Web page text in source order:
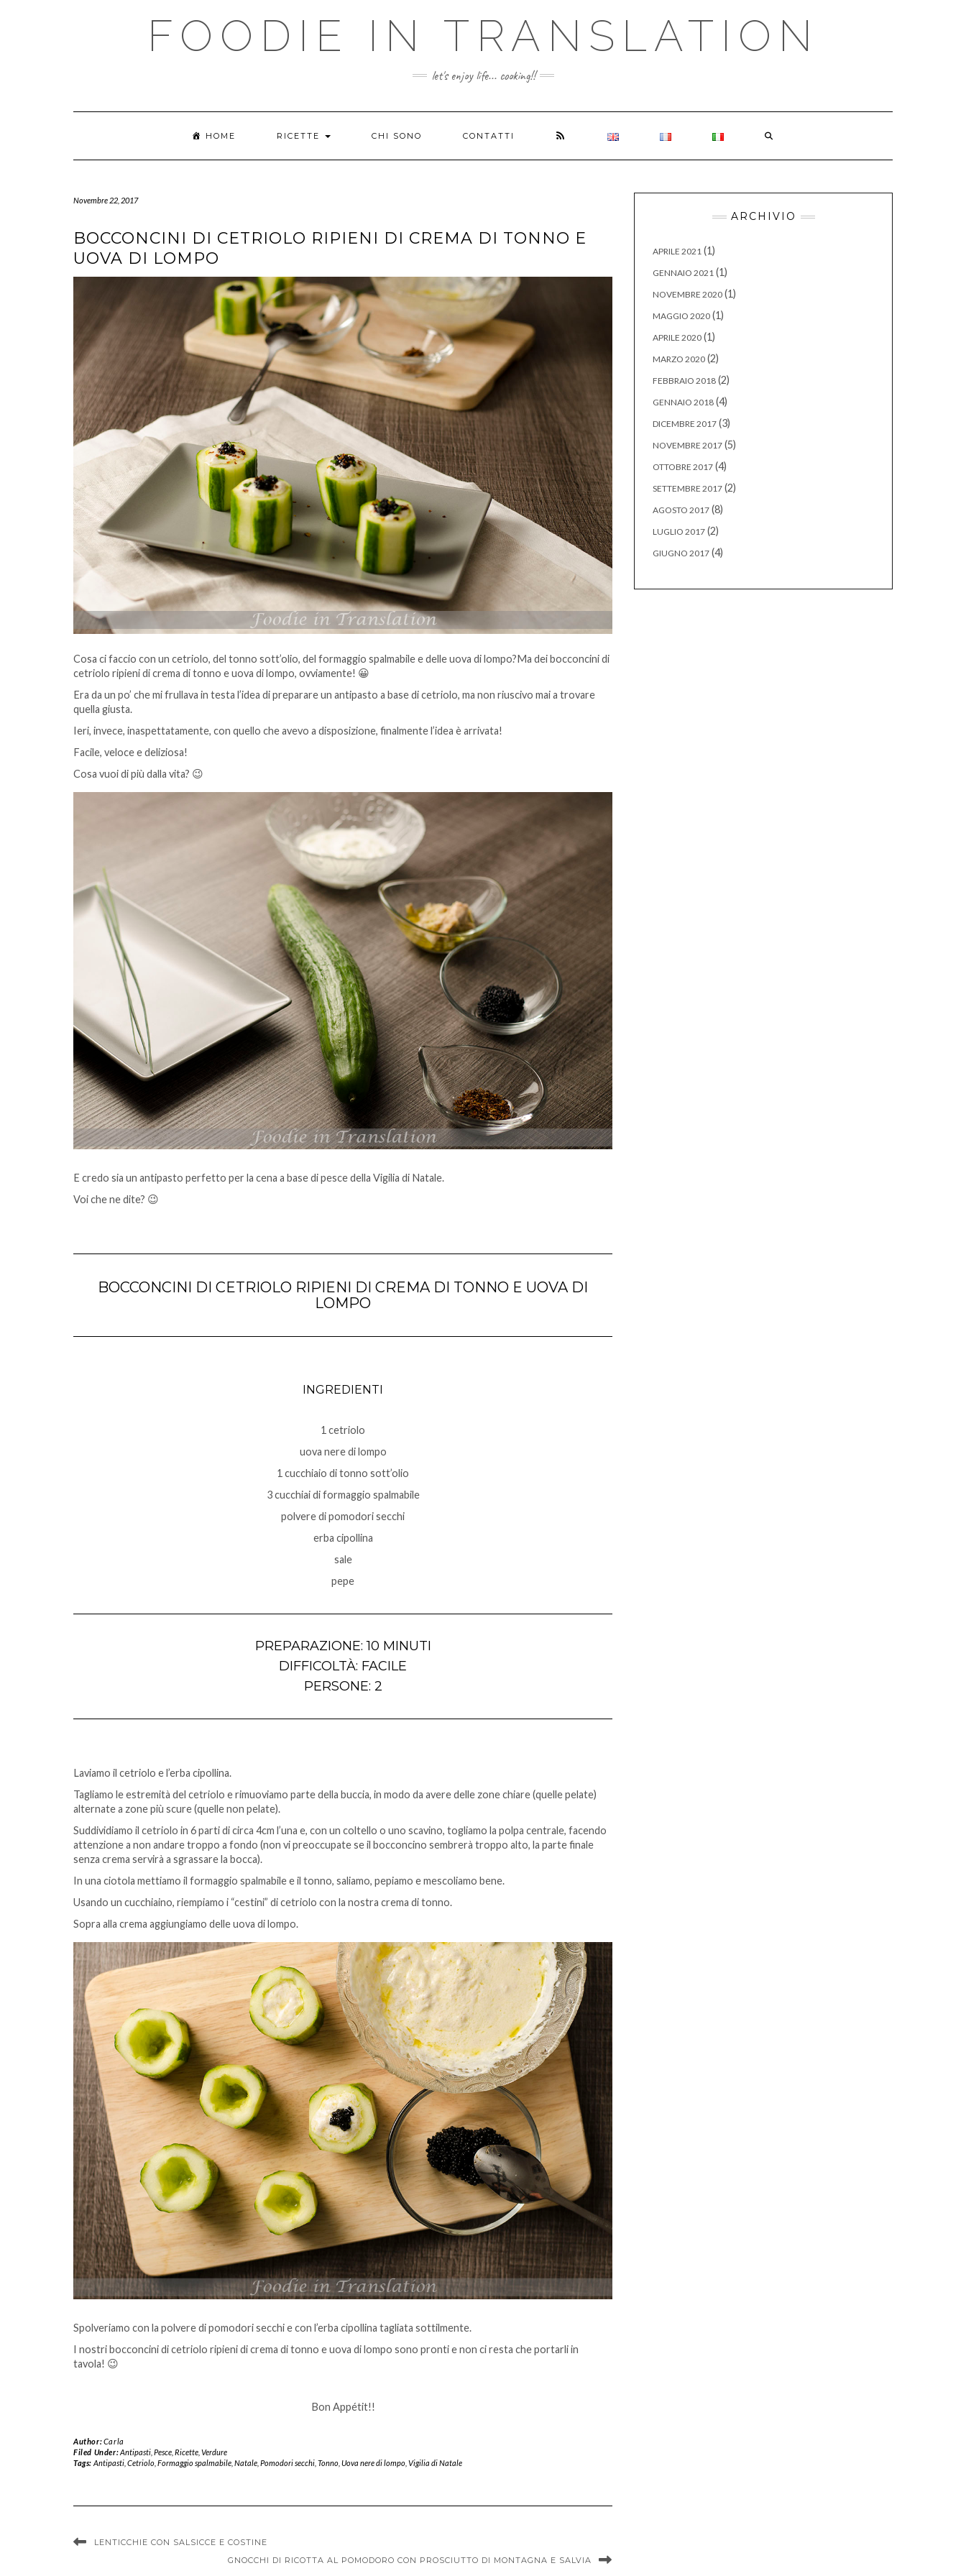
FOODIE IN TRANSLATION
let's enjoy life... cooking!!
HOME RICETTE CHI SONO CONTATTI
Novembre 22, 2017
BOCCONCINI DI CETRIOLO RIPIENI DI CREMA DI TONNO E
UOVA DI LOMPO
Cosa ci faccio con un cetriolo, del tonno sott’olio, del formaggio spalmabile e delle uova di lompo?Ma dei bocconcini di
cetriolo ripieni di crema di tonno e uova di lompo, ovviamente! 😀
Era da un po’ che mi frullava in testa l’idea di preparare un antipasto a base di cetriolo, ma non riuscivo mai a trovare
quella giusta.
Ieri, invece, inaspettatamente, con quello che avevo a disposizione, finalmente l’idea è arrivata!
Facile, veloce e deliziosa!
Cosa vuoi di più dalla vita? 😉
E credo sia un antipasto perfetto per la cena a base di pesce della Vigilia di Natale.
Voi che ne dite? 😉
BOCCONCINI DI CETRIOLO RIPIENI DI CREMA DI TONNO E UOVA DI
LOMPO
INGREDIENTI
1 cetriolo
uova nere di lompo
1 cucchiaio di tonno sott’olio
3 cucchiai di formaggio spalmabile
polvere di pomodori secchi
erba cipollina
sale
pepe
PREPARAZIONE: 10 MINUTI
DIFFICOLTÀ: FACILE
PERSONE: 2
Laviamo il cetriolo e l’erba cipollina.
Tagliamo le estremità del cetriolo e rimuoviamo parte della buccia, in modo da avere delle zone chiare (quelle pelate)
alternate a zone più scure (quelle non pelate).
Suddividiamo il cetriolo in 6 parti di circa 4cm l’una e, con un coltello o uno scavino, togliamo la polpa centrale, facendo
attenzione a non andare troppo a fondo (non vi preoccupate se il bocconcino sembrerà troppo alto, la parte finale
senza crema servirà a sgrassare la bocca).
In una ciotola mettiamo il formaggio spalmabile e il tonno, saliamo, pepiamo e mescoliamo bene.
Usando un cucchiaino, riempiamo i “cestini” di cetriolo con la nostra crema di tonno.
Sopra alla crema aggiungiamo delle uova di lompo.
Spolveriamo con la polvere di pomodori secchi e con l’erba cipollina tagliata sottilmente.
I nostri bocconcini di cetriolo ripieni di crema di tonno e uova di lompo sono pronti e non ci resta che portarli in
tavola! 😉
Bon Appétit!!
Author:Carla
Filed Under:Antipasti, Pesce, Ricette, Verdure
Tags: Antipasti, Cetriolo, Formaggio spalmabile, Natale, Pomodori secchi, Tonno, Uova nere di lompo, Vigilia di Natale
LENTICCHIE CON SALSICCE E COSTINE
GNOCCHI DI RICOTTA AL POMODORO CON PROSCIUTTO DI MONTAGNA E SALVIA
ARCHIVIO
APRILE 2021 (1)
GENNAIO 2021 (1)
NOVEMBRE 2020 (1)
MAGGIO 2020 (1)
APRILE 2020 (1)
MARZO 2020 (2)
FEBBRAIO 2018 (2)
GENNAIO 2018 (4)
DICEMBRE 2017 (3)
NOVEMBRE 2017 (5)
OTTOBRE 2017 (4)
SETTEMBRE 2017 (2)
AGOSTO 2017 (8)
LUGLIO 2017 (2)
GIUGNO 2017 (4)